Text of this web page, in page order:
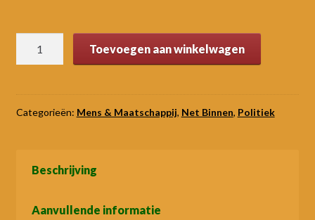
angst
Toevoegen aan winkelwagen
Categorieën: Mens & Maatschappij, Net Binnen, Politiek
Beschrijving
Aanvullende informatie